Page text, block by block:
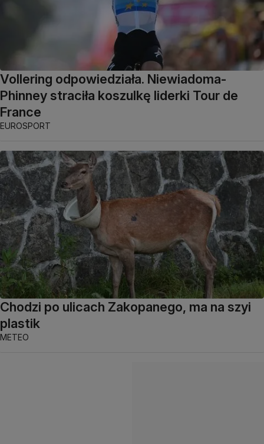
Vollering odpowiedziała. Niewiadoma-
Phinney straciła koszulkę liderki Tour de
France
EUROSPORT
Chodzi po ulicach Zakopanego, ma na szyi
plastik
METEO